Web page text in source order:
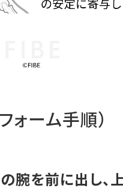
ォーム手順）
腕を前に出し、